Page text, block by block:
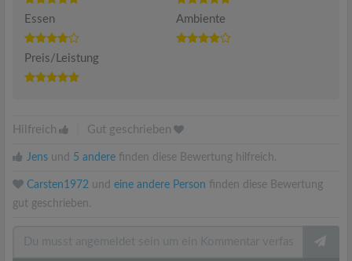
Essen Ambiente
Preis/Leistung
Hilfreich Gut geschrieben
Jens und 5 andere finden diese Bewertung hilfreich.
Carsten1972 und eine andere Person finden diese Bewertung
gut geschrieben.